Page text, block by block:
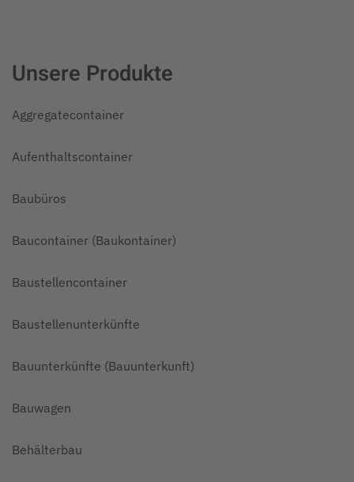
Unsere Produkte
Aggregatecontainer
Aufenthaltscontainer
Baubüros
Baucontainer (Baukontainer)
Baustellencontainer
Baustellenunterkünfte
Bauunterkünfte (Bauunterkunft)
Bauwagen
Behälterbau